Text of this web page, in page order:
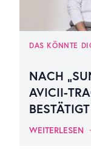
DAS KÖNNTE
NACH
AVICII-
BESTÄTIGT
WEITERLESEN